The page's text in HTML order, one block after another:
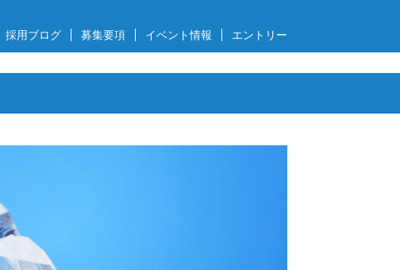
採用ブログ 募集要項 イベント情報 エントリー